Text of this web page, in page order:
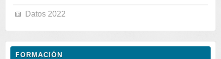
Datos 2022
FORMACIÓN